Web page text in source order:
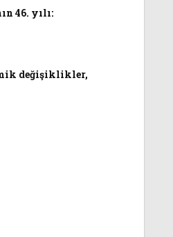
46. yılı:
değişiklikler,